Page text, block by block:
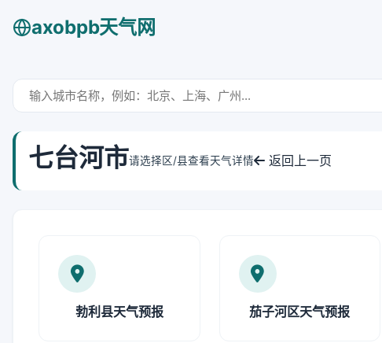
axobpb天气网
七台河市请选择区/县查看天气详情 返回上一页
勃利县天气预报 茄子河区天气预报